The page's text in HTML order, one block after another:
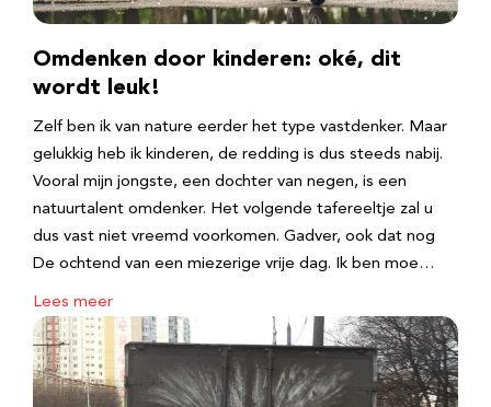
Omdenken door kinderen: oké, dit
wordt leuk!
Zelf ben ik van nature eerder het type vastdenker. Maar
gelukkig heb ik kinderen, de redding is dus steeds nabij.
Vooral mijn jongste, een dochter van negen, is een
natuurtalent omdenker. Het volgende tafereeltje zal u
dus vast niet vreemd voorkomen. Gadver, ook dat nog
De ochtend van een miezerige vrije dag. Ik ben moe…
Lees meer